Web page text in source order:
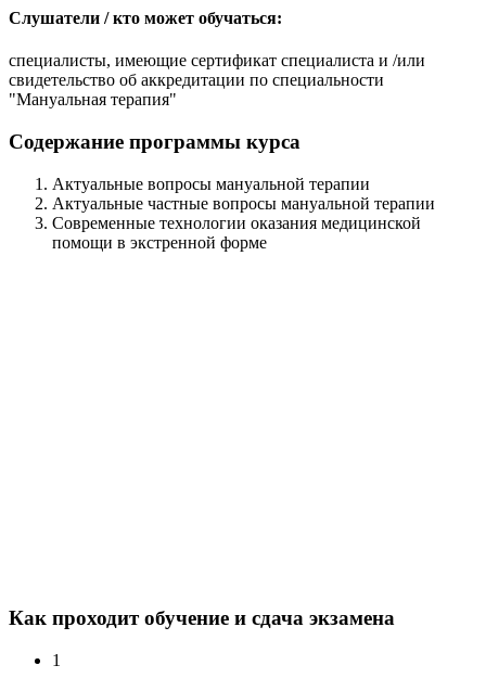
Слушатели / кто может обучаться:
специалисты, имеющие сертификат специалиста и /или
свидетельство об аккредитации по специальности
"Мануальная терапия"
Содержание программы курса
Актуальные вопросы мануальной терапии
Актуальные частные вопросы мануальной терапии
Современные технологии оказания медицинской
помощи в экстренной форме
Как проходит обучение и сдача экзамена
1